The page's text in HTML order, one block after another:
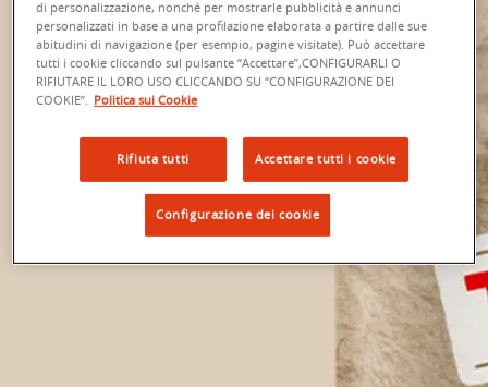
di personalizzazione, nonché per mostrarle pubblicità e annunci
personalizzati in base a una profilazione elaborata a partire dalle sue
abitudini di navigazione (per esempio, pagine visitate). Può accettare
tutti i cookie cliccando sul pulsante “Accettare”,CONFIGURARLI O
RIFIUTARE IL LORO USO CLICCANDO SU “CONFIGURAZIONE DEI
COOKIE”.
Politica sui Cookie
Rifiuta tutti Accettare tutti i cookie
Configurazione dei cookie